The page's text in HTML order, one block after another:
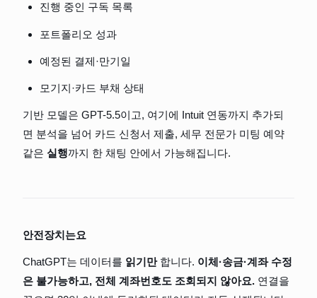
진행 중인 구독 목록
포트폴리오 성과
예정된 결제·만기일
모기지·카드 부채 상태
기반 모델은 GPT-5.5이고, 여기에 Intuit 연동까지 추가되
면 분석을 넘어 카드 신청서 제출, 세무 전문가 미팅 예약
같은 실행까지 한 채팅 안에서 가능해집니다.
안전장치는요
ChatGPT는 데이터를 읽기만 합니다. 이체·송금·계좌 수정
은 불가능하고, 전체 계좌번호도 조회되지 않아요. 연결을